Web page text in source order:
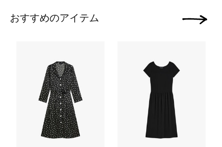
おすすめのアイテム 次の画像